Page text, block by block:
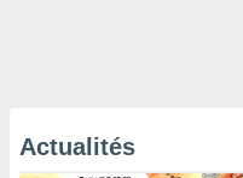
Actualités